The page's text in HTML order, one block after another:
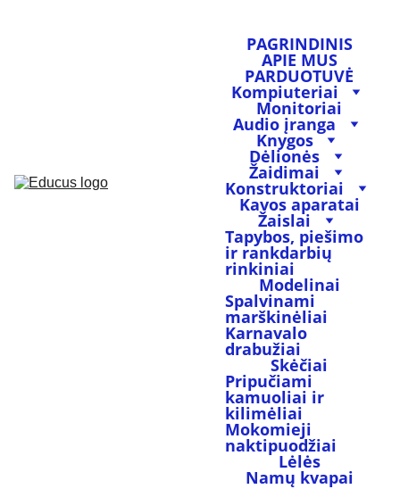
PAGRINDINIS
APIE MUS
PARDUOTUVĖ
Kompiuteriai
Monitoriai
Audio įranga
Knygos
Dėlionės
Žaidimai
Konstruktoriai
Kavos aparatai
Žaislai
Tapybos, piešimo
ir rankdarbių
rinkiniai
Modelinai
Spalvinami
marškinėliai
Karnavalo
drabužiai
Skėčiai
Pripučiami
kamuoliai ir
kilimėliai
Mokomieji
naktipuodžiai
Lėlės
Namų kvapai